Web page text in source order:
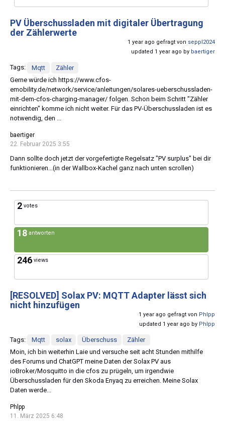
PV Überschussladen mit digitaler Übertragung
der Zählerwerte
1 year ago gefragt von seppl2024
updated 1 year ago by baertiger
Tags: Mqtt
Zähler
Gerne würde ich https://www.cfos-
emobility.de/network/service/anleitungen/solares-ueberschussladen-
mit-dem-cfos-charging-manager/ folgen. Schon beim Schritt "Zähler
einrichten" komme ich nicht weiter. Für das PV-Überschussladen ist es
notwendig, den ...
baertiger
22. Februar 2025 3:55
Dann sollte doch jetzt der vorgefertigte Regelsatz "PV surplus" bei dir
funktionieren...(in der Wallbox-Kachel ganz nach unten scrollen)
2 votes
18 antworten
246 views
[RESOLVED] Solax PV: MQTT Adapter lässt sich
nicht hinzufügen
1 year ago gefragt von Phlpp
updated 1 year ago by Phlpp
Tags: Mqtt solax Überschuss
Zähler
Moin, ich bin weiterhin Laie und versuche seit acht Stunden mithilfe
des Forums und ChatGPT meine Daten der Solax PV aus
ioBroker/Mosquitto in die cfos zu prügeln, um irgendwie
Überschussladen für den Skoda Enyaq zu erreichen. Meine Solax
Daten werde...
Phlpp
11. März 2025 6:48